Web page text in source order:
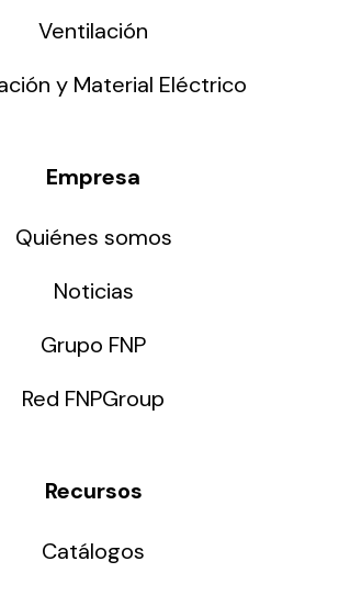
Ventilación
y Material Eléctrico
Empresa
Quiénes somos
Noticias
Grupo FNP
Red FNPGroup
Recursos
Catálogos